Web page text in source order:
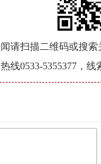
请扫描二维码或搜索
线0533-5355377，线